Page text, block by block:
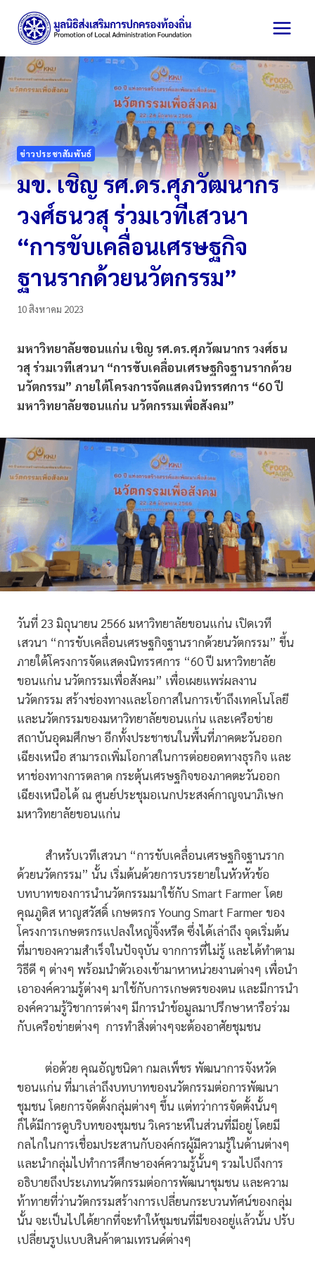
content
ข่าวประชาสัมพันธ์
มข. เชิญ รศ.ดร.ศุภวัฒนากร
วงศ์ธนวสุ ร่วมเวทีเสวนา
“การขับเคลื่อนเศรษฐกิจ
ฐานรากด้วยนวัตกรรม”
10 สิงหาคม 2023
มหาวิทยาลัยขอนแก่น เชิญ รศ.ดร.ศุภวัฒนากร วงศ์ธน
วสุ ร่วมเวทีเสวนา “การขับเคลื่อนเศรษฐกิจฐานรากด้วย
นวัตกรรม” ภายใต้โครงการจัดแสดงนิทรรศการ “60 ปี
มหาวิทยาลัยขอนแก่น นวัตกรรมเพื่อสังคม”
วันที่ 23 มิถุนายน 2566 มหาวิทยาลัยขอนแก่น เปิดเวที
เสวนา “การขับเคลื่อนเศรษฐกิจฐานรากด้วยนวัตกรรม” ขึ้น
ภายใต้โครงการจัดแสดงนิทรรศการ “60 ปี มหาวิทยาลัย
ขอนแก่น นวัตกรรมเพื่อสังคม” เพื่อเผยแพร่ผลงาน
นวัตกรรม สร้างช่องทางและโอกาสในการเข้าถึงเทคโนโลยี
และนวัตกรรมของมหาวิทยาลัยขอนแก่น และเครือข่าย
สถาบันอุดมศึกษา อีกทั้งประชาชนในพื้นที่ภาคตะวันออก
เฉียงเหนือ สามารถเพิ่มโอกาสในการต่อยอดทางธุรกิจ และ
หาช่องทางการตลาด กระตุ้นเศรษฐกิจของภาคตะวันออก
เฉียงเหนือได้ ณ ศูนย์ประชุมอเนกประสงค์กาญจนาภิเษก
มหาวิทยาลัยขอนแก่น
สำหรับเวทีเสวนา “การขับเคลื่อนเศรษฐกิจฐานราก
ด้วยนวัตกรรม” นั้น เริ่มต้นด้วยการบรรยายในหัวหัวข้อ
บทบาทของการนำนวัตกรรมมาใช้กับ Smart Farmer โดย
คุณภูดิส หาญสวัสดิ์ เกษตรกร Young Smart Farmer ของ
โครงการเกษตรกรแปลงใหญ่จิ้งหรีด ซึ่งได้เล่าถึง จุดเริ่มต้น
ที่มาของความสำเร็จในปัจจุบัน จากการที่ไม่รู้ และได้ทำตาม
วิธีดี ๆ ต่างๆ พร้อมนำตัวเองเข้ามาหาหน่วยงานต่างๆ เพื่อนำ
เอาองค์ความรู้ต่างๆ มาใช้กับการเกษตรของตน และมีการนำ
องค์ความรู้วิชาการต่างๆ มีการนำข้อมูลมาปรึกษาหารือร่วม
กับเครือข่ายต่างๆ การทำสิ่งต่างๆจะต้องอาศัยชุมชน
ต่อด้วย คุณอัญชนิดา กมลเพ็ชร พัฒนาการจังหวัด
ขอนแก่น ที่มาเล่าถึงบทบาทของนวัตกรรมต่อการพัฒนา
ชุมชน โดยการจัดตั้งกลุ่มต่างๆ ขึ้น แต่ทว่าการจัดตั้งนั้นๆ
ก็ได้มีการดูบริบทของชุมชน วิเคราะห์ในส่วนที่มีอยู่ โดยมี
กลไกในการเชื่อมประสานกับองค์กรผู้มีความรู้ในด้านต่างๆ
และนำกลุ่มไปทำการศึกษาองค์ความรู้นั้นๆ รวมไปถึงการ
อธิบายถึงประเภทนวัตกรรมต่อการพัฒนาชุมชน และความ
ท้าทายที่ว่านวัตกรรมสร้างการเปลี่ยนกระบวนทัศน์ของกลุ่ม
นั้น จะเป็นไปได้ยากที่จะทำให้ชุมชนที่มีของอยู่แล้วนั้น ปรับ
เปลี่ยนรูปแบบสินค้าตามเทรนด์ต่างๆ